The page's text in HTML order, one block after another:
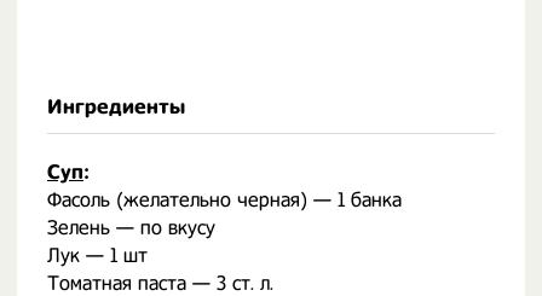
Ингредиенты
Суп:
Фасоль (желательно черная) — 1 банка
Зелень — по вкусу
Лук — 1 шт
Томатная паста — 3 ст. л.